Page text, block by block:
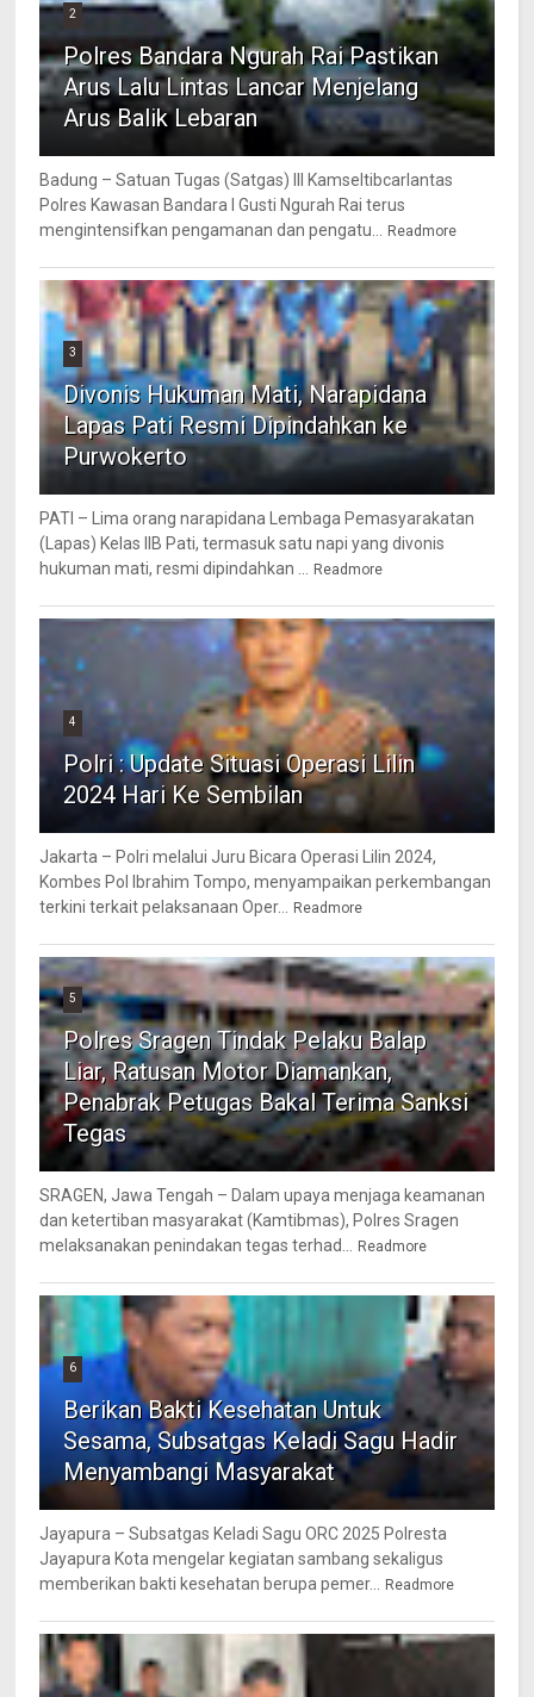
2
Polres Bandara Ngurah Rai Pastikan
Arus Lalu Lintas Lancar Menjelang
Arus Balik Lebaran
Badung – Satuan Tugas (Satgas) III Kamseltibcarlantas
Polres Kawasan Bandara I Gusti Ngurah Rai terus
mengintensifkan pengamanan dan pengatu...
Readmore
3
Divonis Hukuman Mati, Narapidana
Lapas Pati Resmi Dipindahkan ke
Purwokerto
PATI – Lima orang narapidana Lembaga Pemasyarakatan
(Lapas) Kelas IIB Pati, termasuk satu napi yang divonis
hukuman mati, resmi dipindahkan ...
Readmore
4
Polri : Update Situasi Operasi Lilin
2024 Hari Ke Sembilan
Jakarta – Polri melalui Juru Bicara Operasi Lilin 2024,
Kombes Pol Ibrahim Tompo, menyampaikan perkembangan
terkini terkait pelaksanaan Oper...
Readmore
5
Polres Sragen Tindak Pelaku Balap
Liar, Ratusan Motor Diamankan,
Penabrak Petugas Bakal Terima Sanksi
Tegas
SRAGEN, Jawa Tengah – Dalam upaya menjaga keamanan
dan ketertiban masyarakat (Kamtibmas), Polres Sragen
melaksanakan penindakan tegas terhad...
Readmore
6
Berikan Bakti Kesehatan Untuk
Sesama, Subsatgas Keladi Sagu Hadir
Menyambangi Masyarakat
Jayapura – Subsatgas Keladi Sagu ORC 2025 Polresta
Jayapura Kota mengelar kegiatan sambang sekaligus
memberikan bakti kesehatan berupa pemer...
Readmore